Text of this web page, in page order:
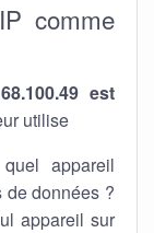
comme
est
utilise
appareil
de données ?
appareil sur